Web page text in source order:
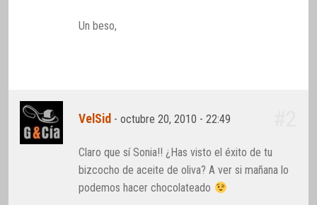
Un beso,
VelSid -octubre 20, 2010 - 22:49
Claro que sí Sonia!! ¿Has visto el éxito de tu
bizcocho de aceite de oliva? A ver si mañana lo
podemos hacer chocolateado